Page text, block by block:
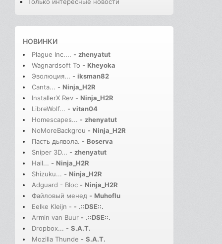
Только интересные новости
НОВИНКИ
Plague Inc.... - zhenyatut
Wagnardsoft To - Kheyoka
Эволюция... - iksman82
Canta... - Ninja_H2R
InstallerX Rev - Ninja_H2R
LibreWolf... - vitan04
Homescapes... - zhenyatut
NoMoreBackgrou - Ninja_H2R
Пасть дьявола. - Boserva
Sniper 3D... - zhenyatut
Hail... - Ninja_H2R
Shizuku... - Ninja_H2R
Adguard - Bloc - Ninja_H2R
Файловый менед - Muhoflu
Eelke Kleijn - - .::DSE::.
Armin van Buur - .::DSE::.
Dropbox... - S.A.T.
Mozilla Thunde - S.A.T.